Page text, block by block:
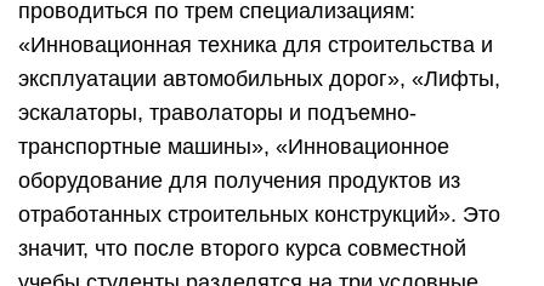
проводиться по трем специализациям:
«Инновационная техника для строительства и
эксплуатации автомобильных дорог», «Лифты,
эскалаторы, траволаторы и подъемно-
транспортные машины», «Инновационное
оборудование для получения продуктов из
отработанных строительных конструкций». Это
значит, что после второго курса совместной